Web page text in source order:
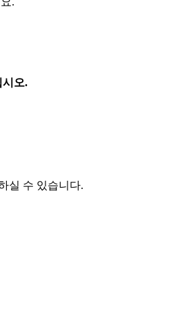
시오.
실 수 있습니다.